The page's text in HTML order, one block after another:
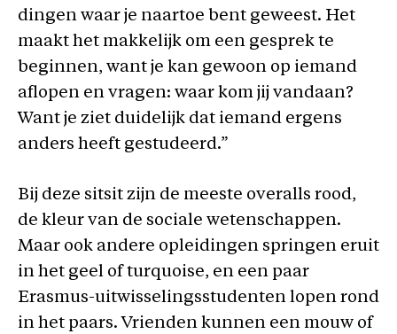
dingen waar je naartoe bent geweest. Het
maakt het makkelijk om een gesprek te
beginnen, want je kan gewoon op iemand
aflopen en vragen: waar kom jij vandaan?
Want je ziet duidelijk dat iemand ergens
anders heeft gestudeerd.”
Bij deze sitsit zijn de meeste overalls rood,
de kleur van de sociale wetenschappen.
Maar ook andere opleidingen springen eruit
in het geel of turquoise, en een paar
Erasmus-uitwisselingsstudenten lopen rond
in het paars. Vrienden kunnen een mouw of